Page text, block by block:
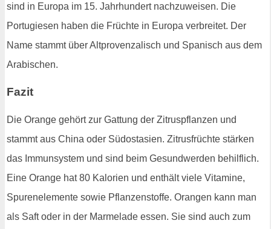
sind in Europa im 15. Jahrhundert nachzuweisen. Die
Portugiesen haben die Früchte in Europa verbreitet. Der
Name stammt über Altprovenzalisch und Spanisch aus dem
Arabischen.
Fazit
Die Orange gehört zur Gattung der Zitruspflanzen und
stammt aus China oder Südostasien. Zitrusfrüchte stärken
das Immunsystem und sind beim Gesundwerden behilflich.
Eine Orange hat 80 Kalorien und enthält viele Vitamine,
Spurenelemente sowie Pflanzenstoffe. Orangen kann man
als Saft oder in der Marmelade essen. Sie sind auch zum